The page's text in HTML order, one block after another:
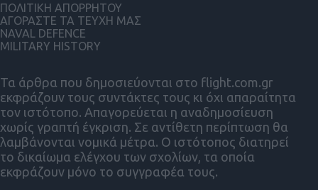
Τα άρθρα που δημοσιεύονται στο flight.com.gr
εκφράζουν τους συντάκτες τους κι όχι απαραίτητα
τον ιστότοπο. Απαγορεύεται η αναδημοσίευση
χωρίς γραπτή έγκριση. Σε αντίθετη περίπτωση θα
λαμβάνονται νομικά μέτρα. Ο ιστότοπος διατηρεί
το δικαίωμα ελέγχου των σχολίων, τα οποία
εκφράζουν μόνο το συγγραφέα τους.
ΠΟΛΙΤΙΚΗ ΑΠΟΡΡΗΤΟΥ
ΑΓΟΡΑΣΤΕ ΤΑ ΤΕΥΧΗ ΜΑΣ
NAVAL DEFENCE
MILITARY HISTORY